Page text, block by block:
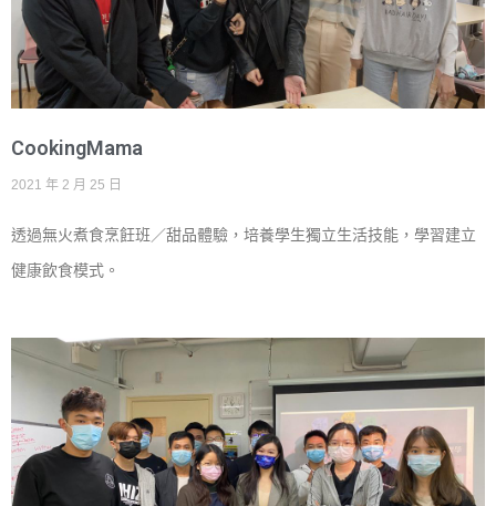
CookingMama
2021 年 2 月 25 日
透過無火煮食烹飪班／甜品體驗，培養學生獨立生活技能，學習建立
健康飲食模式。